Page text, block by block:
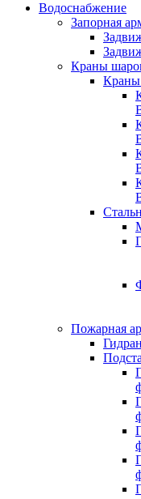
Водоснабжение
Запорная
Краны
Краны
Пожарная